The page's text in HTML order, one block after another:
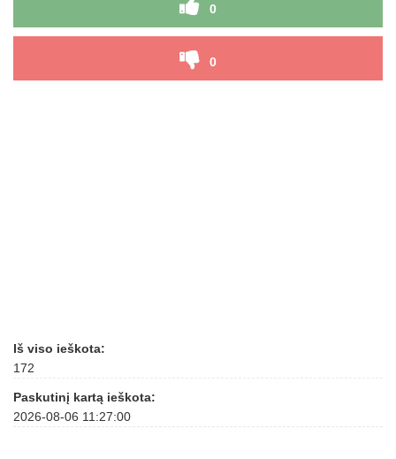
0
0
Iš viso ieškota:
172
Paskutinį kartą ieškota:
2026-08-06 11:27:00